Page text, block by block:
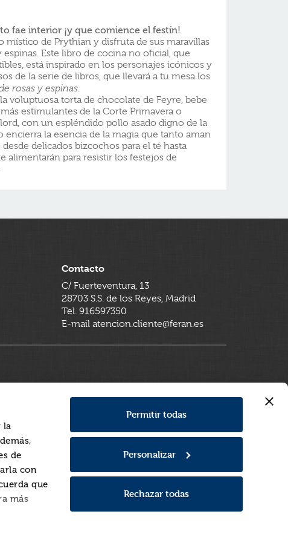
la
de
con
que
más
Permitir todas
Personalizar
Rechazar todas
fae interior ¡y que comience el festín!
místico de Prythian y disfruta de sus maravillas
Este libro de cocina no oficial, que
está inspirado en los personajes icónicos y
de la serie de libros, que llevará a tu mesa los
rosas y espinas.
voluptuosa torta de chocolate de Feyre, bebe
estimulantes de la Corte Primavera o
con un espléndido pollo asado digno de la
encierra la esencia de la magia que tanto aman
delicados bizcochos para el té hasta
alimentarán para resistir los festejos de
Contacto
C/ Fuerteventura, 13
28703 S.S. de los Reyes, Madrid
Tel. 916597350
E-mail atencion.cliente@feran.es